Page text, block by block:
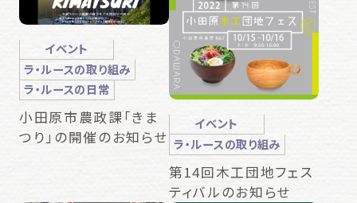
イベント
ラ・ルースの取り組み
ラ・ルースの日常
小田原市農政課「きま
つり」の開催のお知らせ
イベント
ラ・ルースの取り組み
第14回木工団地フェス
ティバルのお知らせ